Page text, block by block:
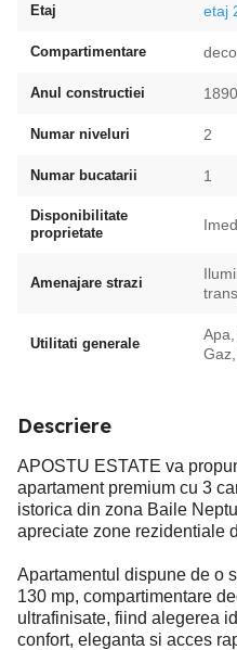
Etaj etaj
Compartimentare
Anul constructiei 1890
Numar niveluri 2
Numar bucatarii 1
Disponibilitate
proprietate
Amenajare strazi
Utilitati generale
Descriere
APOSTU ESTATE va
apartament premium cu 3
istorica din zona Baile
apreciate zone rezidentiale
Apartamentul dispune de o
130 mp, compartimentare
ultrafinisate, fiind alegerea
confort, eleganta si acces